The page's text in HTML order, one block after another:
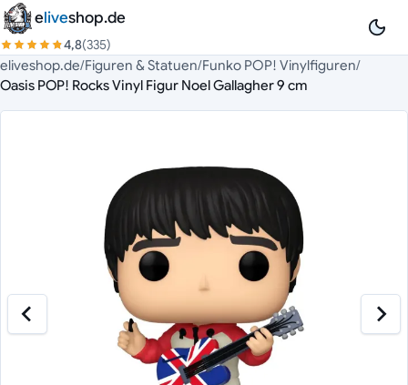
Zum Inhalt springen
eliveshop.de
4,8(335)
eliveshop.de/Figuren & Statuen/Funko POP! Vinylfiguren/
Oasis POP! Rocks Vinyl Figur Noel Gallagher 9 cm